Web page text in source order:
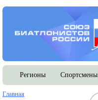
Регионы Спортсмены
Главная